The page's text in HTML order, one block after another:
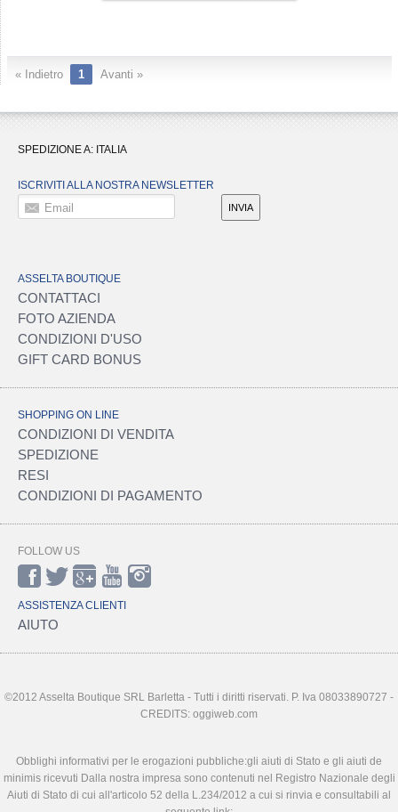
« Indietro 1 Avanti »
SPEDIZIONE A: ITALIA
ISCRIVITI ALLA NOSTRA NEWSLETTER
Email INVIA
ASSELTA BOUTIQUE
CONTATTACI
FOTO AZIENDA
CONDIZIONI D'USO
GIFT CARD BONUS
SHOPPING ON LINE
CONDIZIONI DI VENDITA
SPEDIZIONE
RESI
CONDIZIONI DI PAGAMENTO
FOLLOW US
ASSISTENZA CLIENTI
AIUTO
©2012 Asselta Boutique SRL Barletta - Tutti i diritti riservati. P. Iva 08033890727 -
CREDITS: oggiweb.com
Obblighi informativi per le erogazioni pubbliche:gli aiuti di Stato e gli aiuti de
minimis ricevuti Dalla nostra impresa sono contenuti nel Registro Nazionale degli
Aiuti di Stato di cui all'articolo 52 della L.234/2012 a cui si rinvia e consultabili al